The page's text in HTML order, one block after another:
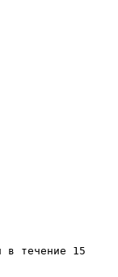
в течение 15